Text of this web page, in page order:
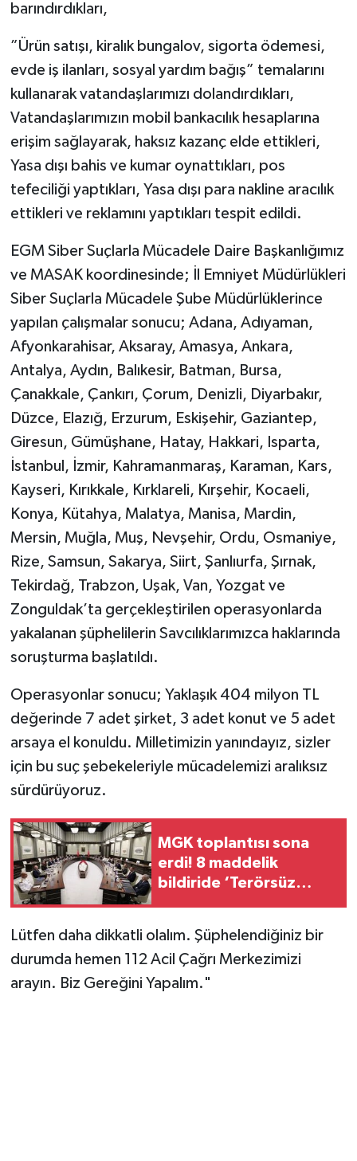
barındırdıkları,
”Ürün satışı, kiralık bungalov, sigorta ödemesi,
evde iş ilanları, sosyal yardım bağış” temalarını
kullanarak vatandaşlarımızı dolandırdıkları,
Vatandaşlarımızın mobil bankacılık hesaplarına
erişim sağlayarak, haksız kazanç elde ettikleri,
Yasa dışı bahis ve kumar oynattıkları, pos
tefeciliği yaptıkları, Yasa dışı para nakline aracılık
ettikleri ve reklamını yaptıkları tespit edildi.
EGM Siber Suçlarla Mücadele Daire Başkanlığımız
ve MASAK koordinesinde; İl Emniyet Müdürlükleri
Siber Suçlarla Mücadele Şube Müdürlüklerince
yapılan çalışmalar sonucu; Adana, Adıyaman,
Afyonkarahisar, Aksaray, Amasya, Ankara,
Antalya, Aydın, Balıkesir, Batman, Bursa,
Çanakkale, Çankırı, Çorum, Denizli, Diyarbakır,
Düzce, Elazığ, Erzurum, Eskişehir, Gaziantep,
Giresun, Gümüşhane, Hatay, Hakkari, Isparta,
İstanbul, İzmir, Kahramanmaraş, Karaman, Kars,
Kayseri, Kırıkkale, Kırklareli, Kırşehir, Kocaeli,
Konya, Kütahya, Malatya, Manisa, Mardin,
Mersin, Muğla, Muş, Nevşehir, Ordu, Osmaniye,
Rize, Samsun, Sakarya, Siirt, Şanlıurfa, Şırnak,
Tekirdağ, Trabzon, Uşak, Van, Yozgat ve
Zonguldak’ta gerçekleştirilen operasyonlarda
yakalanan şüphelilerin Savcılıklarımızca haklarında
soruşturma başlatıldı.
Operasyonlar sonucu; Yaklaşık 404 milyon TL
değerinde 7 adet şirket, 3 adet konut ve 5 adet
arsaya el konuldu. Milletimizin yanındayız, sizler
için bu suç şebekeleriyle mücadelemizi aralıksız
sürdürüyoruz.
MGK toplantısı sona
erdi! 8 maddelik
bildiride ‘Terörsüz
Lütfen daha dikkatli olalım. Şüphelendiğiniz bir
durumda hemen 112 Acil Çağrı Merkezimizi
arayın. Biz Gereğini Yapalım."